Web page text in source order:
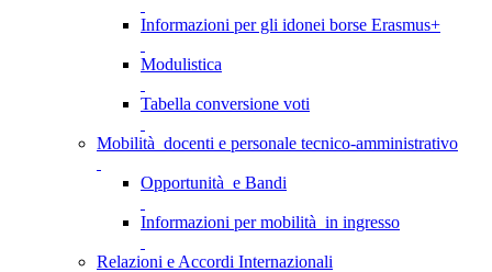
Informazioni per gli idonei borse Erasmus+
Modulistica
Tabella conversione voti
Mobilità docenti e personale tecnico-amministrativo
Opportunità e Bandi
Informazioni per mobilità in ingresso
Relazioni e Accordi Internazionali